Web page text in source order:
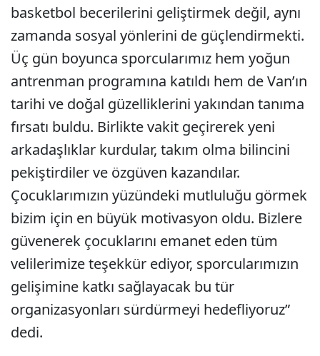
basketbol becerilerini geliştirmek değil, aynı
zamanda sosyal yönlerini de güçlendirmekti.
Üç gün boyunca sporcularımız hem yoğun
antrenman programına katıldı hem de Van’ın
tarihi ve doğal güzelliklerini yakından tanıma
fırsatı buldu. Birlikte vakit geçirerek yeni
arkadaşlıklar kurdular, takım olma bilincini
pekiştirdiler ve özgüven kazandılar.
Çocuklarımızın yüzündeki mutluluğu görmek
bizim için en büyük motivasyon oldu. Bizlere
güvenerek çocuklarını emanet eden tüm
velilerimize teşekkür ediyor, sporcularımızın
gelişimine katkı sağlayacak bu tür
organizasyonları sürdürmeyi hedefliyoruz”
dedi.